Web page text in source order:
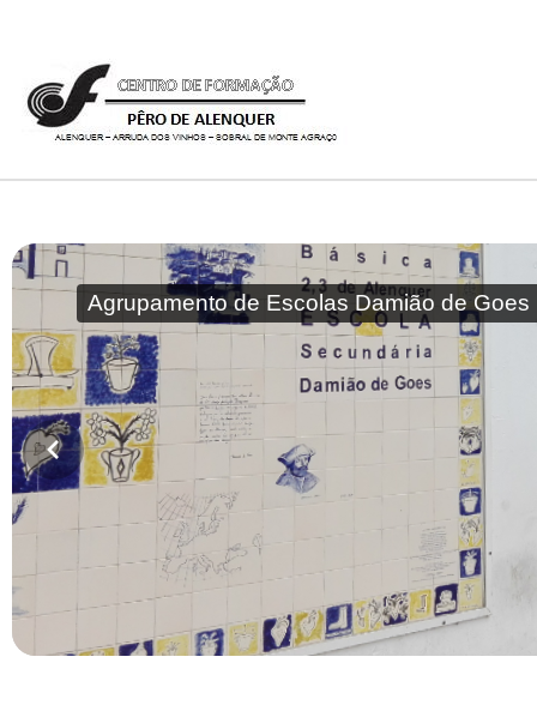
Agrupamento de Escolas Damião de Goes